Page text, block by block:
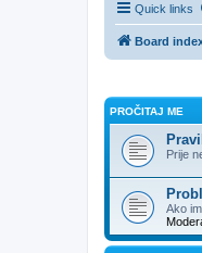
Quick links
Board
PROČITAJ ME
Prije
Ako